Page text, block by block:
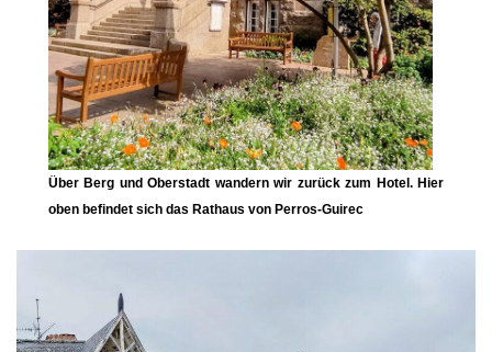
Über Berg und Oberstadt wandern wir zurück zum Hotel. Hier
oben befindet sich das Rathaus von Perros-Guirec